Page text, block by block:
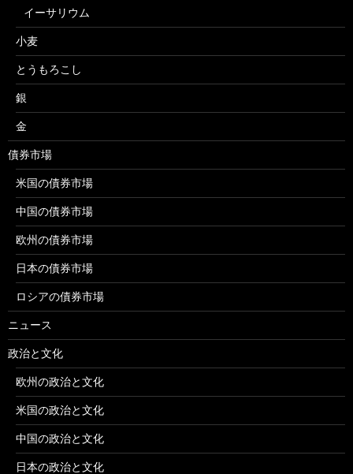
イーサリウム
小麦
とうもろこし
銀
金
債券市場
米国の債券市場
中国の債券市場
欧州の債券市場
日本の債券市場
ロシアの債券市場
ニュース
政治と文化
欧州の政治と文化
米国の政治と文化
中国の政治と文化
日本の政治と文化